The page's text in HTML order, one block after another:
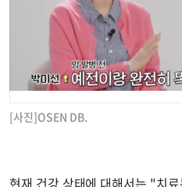
[사진]OSEN DB.
현재 건강 상태에 대해서는 "치